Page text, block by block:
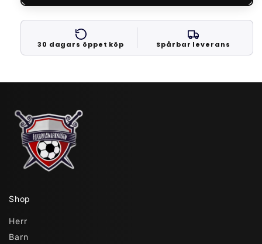
30 dagars öppet köp Spårbar leverans
Shop
Herr
Barn